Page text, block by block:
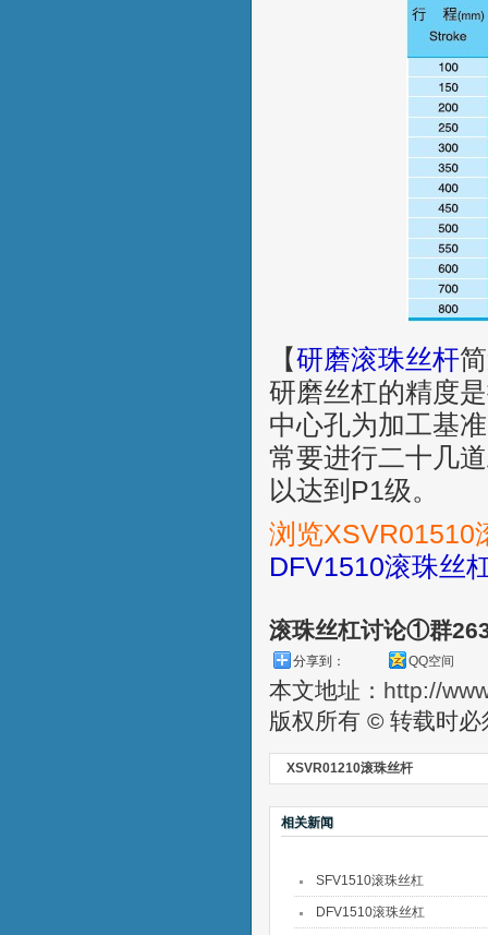
【研磨滚珠丝杆
研磨丝杠的精度
中心孔为加工基
常要进行二十几
以达到P1级。
浏览XSVR01510
DFV1510滚珠丝
滚珠丝杠讨论①群
分享到： QQ空间
本文地址： http://
版权所有 © 转载时
XSVR01210滚珠丝杆
相关新闻
SFV1510滚珠丝杠
DFV1510滚珠丝杠